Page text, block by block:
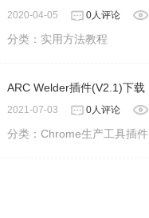
2020-04-05 0人评论
分类： 实用方法教程
ARC Welder插件(V2.1)下载
2021-07-03 0人评论
分类：Chrome生产工具插件